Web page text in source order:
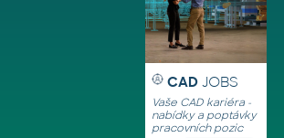
CAD JOBS
Vaše CAD kariéra -
nabídky a poptávky
pracovních pozic